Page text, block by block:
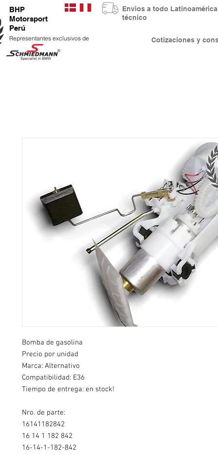
BHP
Motorsport
Perú
Representantes exclusivos de Cotizaciones y
Envios a todo
técnico
Bomba de gasolina
Precio por unidad
Marca: Alternativo
Compatibilidad: E36
Tiempo de entrega: en stock!
Nro. de parte:
16141182842
16 14 1 182 842
16-14-1-182-842